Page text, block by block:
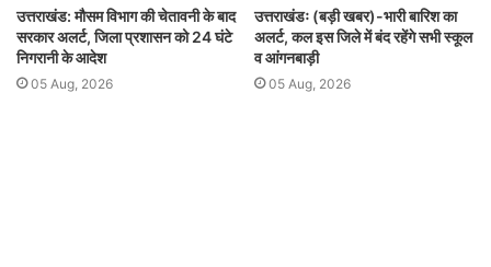
उत्तराखंड: मौसम विभाग की चेतावनी के बाद
सरकार अलर्ट, जिला प्रशासन को 24 घंटे
निगरानी के आदेश
05 Aug, 2026
उत्तराखंडः (बड़ी खबर)-भारी बारिश का
अलर्ट, कल इस जिले में बंद रहेंगे सभी स्कूल
व आंगनबाड़ी
05 Aug, 2026